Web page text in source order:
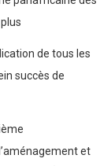
de tous les
succès de
et